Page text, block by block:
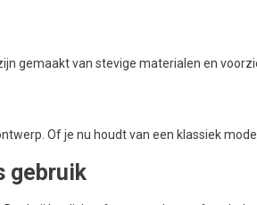
gemaakt van stevige materialen en
Of je nu houdt van een klassiek
gebruik